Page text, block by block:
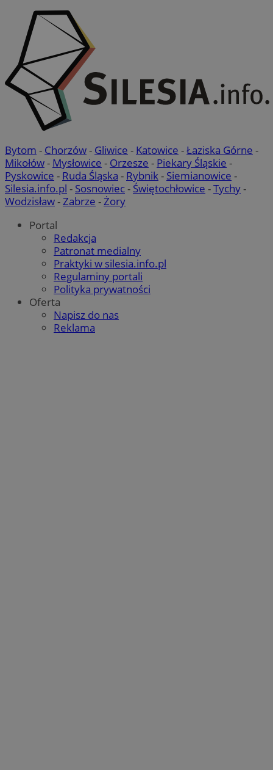
Bytom - Chorzów- Gliwice - Katowice -Łaziska Górne -
Mikołów- Mysłowice - Orzesze - Piekary Śląskie -
Pyskowice - Ruda Śląska - Rybnik- Siemianowice -
Silesia.info.pl - Sosnowiec- Świętochłowice -Tychy-
Wodzisław-Zabrze -Żory
Portal
Redakcja
Patronat medialny
Praktyki w silesia.info.pl
Regulaminy portali
Polityka prywatności
Oferta
Napisz do nas
Reklama